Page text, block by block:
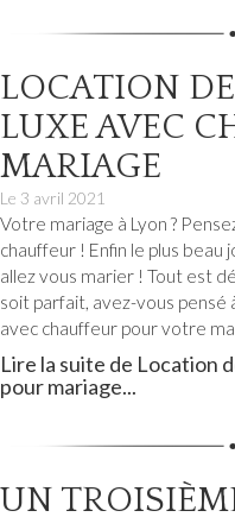
LOCATION
LUXE AVEC
MARIAGE
Le 3 avril 2021
Votre mariage à Lyon ?
chauffeur ! Enfin le plus
allez vous marier ! Tout est
soit parfait, avez-vous pensé
avec chauffeur pour votre
Lire la suite de Location
pour mariage...
UN